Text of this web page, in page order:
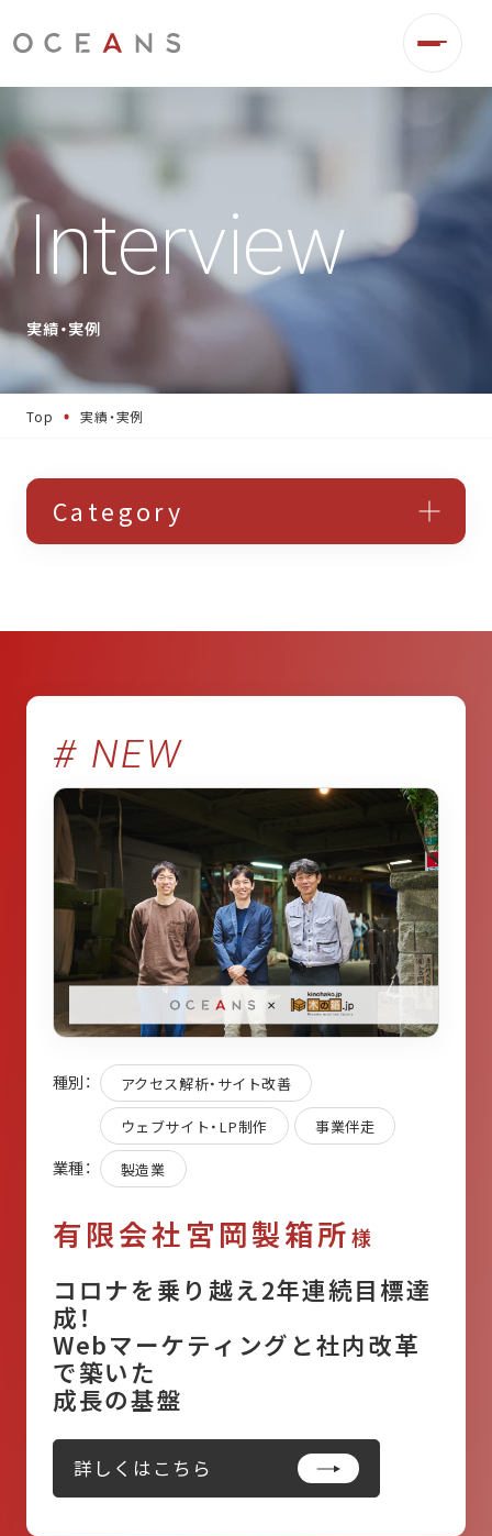
アクセス解析・サイト改善
ウェブサイト・LP制作
Interview
実績・実例
Top 実績・実例
Category
# NEW
種別： アクセス解析・サイト改善
ウェブサイト・LP制作 事業伴走
業種： 製造業
有限会社宮岡製箱所様
コロナを乗り越え2年連続目標達
成！
Webマーケティングと社内改革
で築いた
成長の基盤
詳しくはこちら